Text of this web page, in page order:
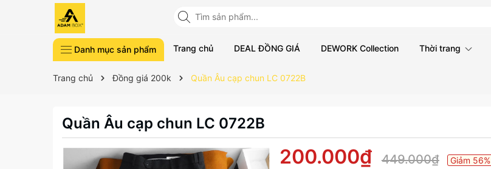
Danh mục sản phẩm Trang chủ DEAL ĐỒNG GIÁ DEWORK Collection Thời trang
Trang chủ Đồng giá 200k Quần Âu cạp chun LC 0722B
Quần Âu cạp chun LC 0722B
200.000₫ 449.000₫ Giảm 56%